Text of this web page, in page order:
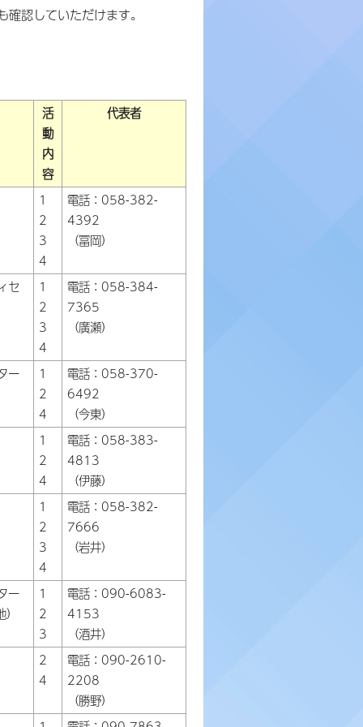
認していただけます。
活
動
内
容
代表者
1
2
3
4
電話：058-382-
4392
（冨岡）
セ
1
2
3
4
電話：058-384-
7365
（廣瀬）
ー
1
2
4
電話：058-370-
6492
（今東）
1
2
4
電話：058-383-
4813
（伊藤）
1
2
3
4
電話：058-382-
7666
（岩井）
ー
1
2
3
電話：090-6083-
4153
（酒井）
2
4
電話：090-2610-
2208
（勝野）